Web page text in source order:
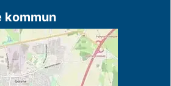
kommun